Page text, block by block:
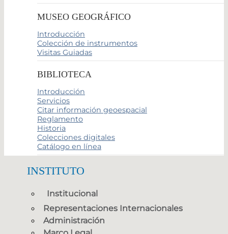
MUSEO GEOGRÁFICO
Introducción
Colección de instrumentos
Visitas Guiadas
BIBLIOTECA
Introducción
Servicios
Citar información geoespacial
Reglamento
Historia
Colecciones digitales
Catálogo en línea
INSTITUTO
Institucional
Representaciones Internacionales
Administración